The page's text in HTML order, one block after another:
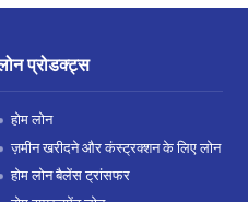
प्रोडक्ट्स
होम लोन
ज़मीन खरीदने और कंस्ट्रक्शन के लिए लोन
होम लोन बैलेंस ट्रांसफर